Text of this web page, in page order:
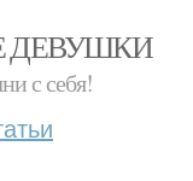
ДЕВУШКИ
с себя!